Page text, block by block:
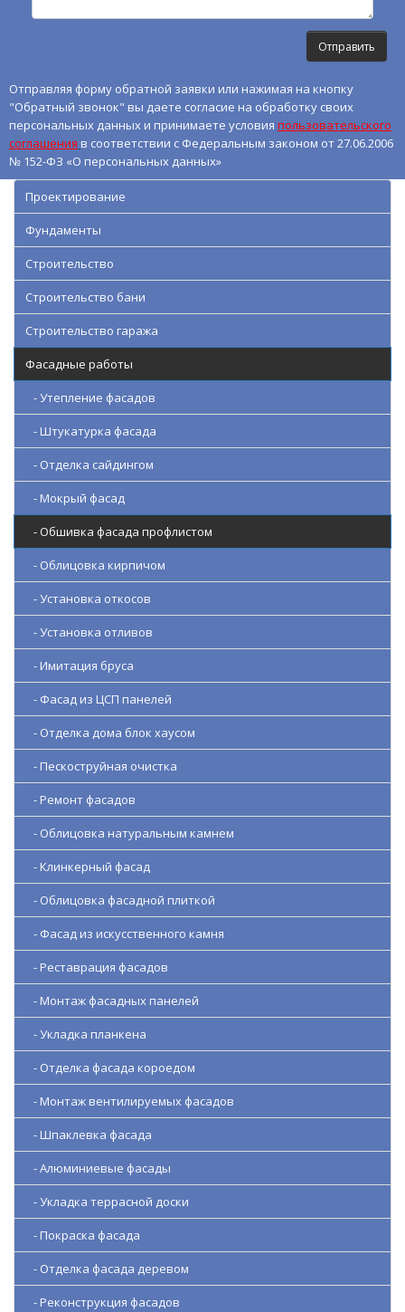
Отправляя форму обратной заявки или нажимая на кнопку
"Обратный звонок" вы даете согласие на обработку своих
персональных данных и принимаете условия пользовательского
соглашения в соответствии с Федеральным законом от 27.06.2006
№ 152-ФЗ «О персональных данных»
Проектирование
Фундаменты
Строительство
Строительство бани
Строительство гаража
Фасадные работы
- Утепление фасадов
- Штукатурка фасада
- Отделка сайдингом
- Мокрый фасад
- Обшивка фасада профлистом
- Облицовка кирпичом
- Установка откосов
- Установка отливов
- Имитация бруса
- Фасад из ЦСП панелей
- Отделка дома блок хаусом
- Пескоструйная очистка
- Ремонт фасадов
- Облицовка натуральным камнем
- Клинкерный фасад
- Облицовка фасадной плиткой
- Фасад из искусственного камня
- Реставрация фасадов
- Монтаж фасадных панелей
- Укладка планкена
- Отделка фасада короедом
- Монтаж вентилируемых фасадов
- Шпаклевка фасада
- Алюминиевые фасады
- Укладка террасной доски
- Покраска фасада
- Отделка фасада деревом
- Реконструкция фасадов